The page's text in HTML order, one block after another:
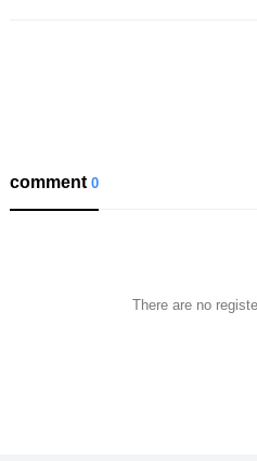
comment0
There are no